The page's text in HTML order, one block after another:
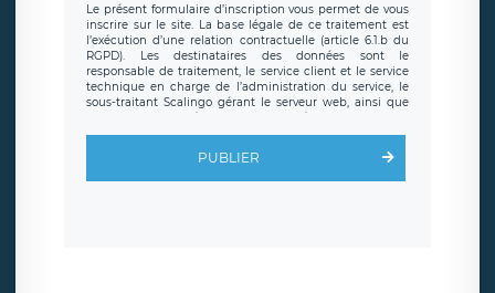
Le présent formulaire d’inscription vous permet de vous
inscrire sur le site. La base légale de ce traitement est
l’exécution d’une relation contractuelle (article 6.1.b du
RGPD). Les destinataires des données sont le
responsable de traitement, le service client et le service
technique en charge de l’administration du service, le
sous-traitant Scalingo gérant le serveur web, ainsi que
toute personne légalement autorisée. Le formulaire
d’inscription est hébergé sur un serveur hébergé par
clauses de
protection conformes au RGPD
. Les données collectées
sont conservées jusqu’à ce que l’Internaute en sollicite la
PUBLIER